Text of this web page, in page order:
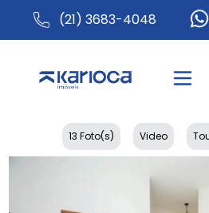
(21) 3683-4048
13 Foto(s) Video